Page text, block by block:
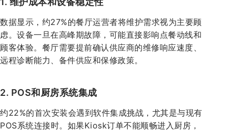
数据显示，约27%的餐厅运营者将维护需求视为主要顾
虑。设备一旦在高峰期故障，可能直接影响点餐动线和
顾客体验。餐厅需要提前确认供应商的维修响应速度、
远程诊断能力、备件供应和保修政策。
2. POS和厨房系统集成
约22%的首次安装会遇到软件集成挑战，尤其是与现有
POS系统连接时。如果Kiosk订单不能顺畅进入厨房，